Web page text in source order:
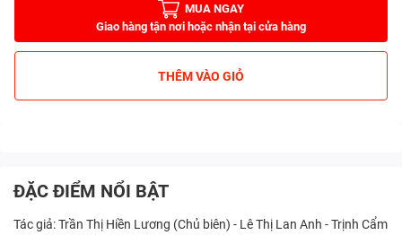
MUA NGAY
Giao hàng tận nơi hoặc nhận tại cửa hàng
THÊM VÀO GIỎ
ĐẶC ĐIỂM NỔI BẬT
Tác giả: Trần Thị Hiền Lương (Chủ biên) - Lê Thị Lan Anh - Trịnh Cẩm